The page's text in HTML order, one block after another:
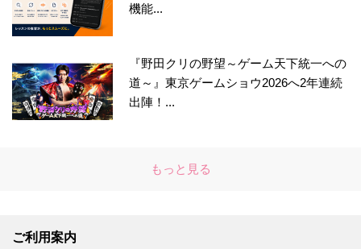
機能...
『野田クリの野望～ゲーム天下統一への
道～』東京ゲームショウ2026へ2年連続
出陣！...
もっと見る
ご利用案内